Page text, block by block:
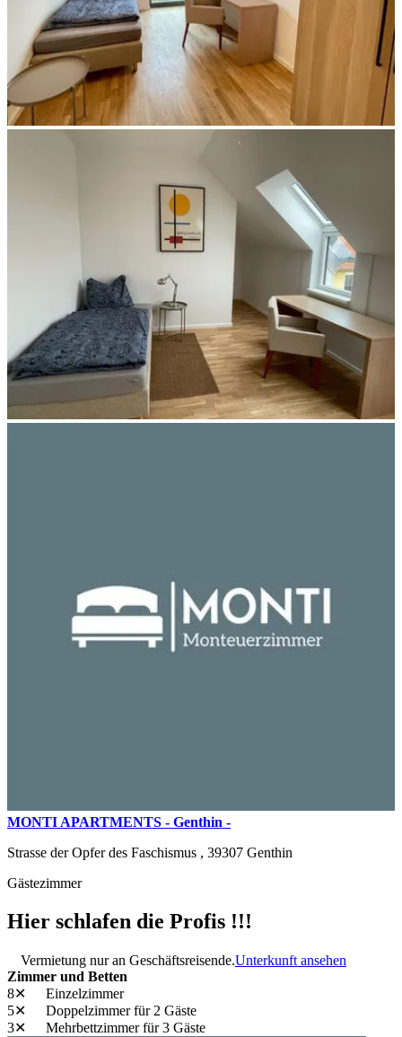
MONTI APARTMENTS - Genthin -
Strasse der Opfer des Faschismus , 39307 Genthin
Gästezimmer
Hier schlafen die Profis !!!
Vermietung nur an Geschäftsreisende.Unterkunft ansehen
Zimmer und Betten
8✕
Einzelzimmer
5✕
Doppelzimmerfür 2 Gäste
3✕
Mehrbettzimmerfür 3 Gäste